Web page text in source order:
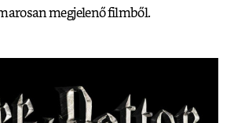
megjelenő filmből.